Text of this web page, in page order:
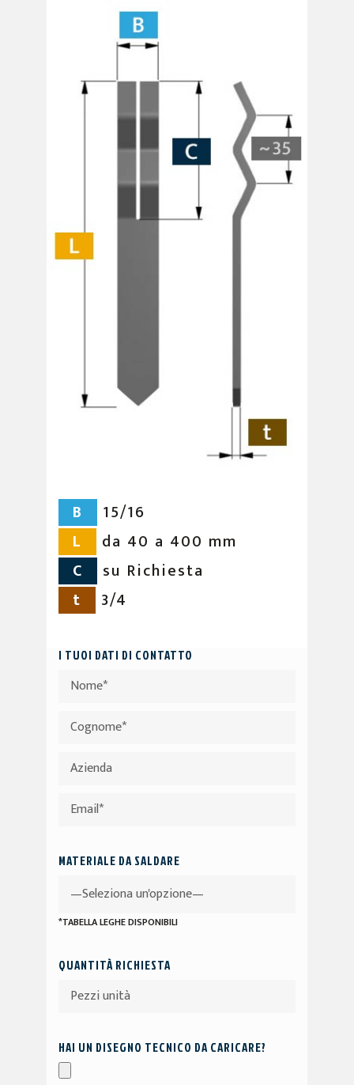
B
15/16
L
da 40 a 400 mm
C
su Richiesta
t
3/4
I TUOI DATI DI CONTATTO
MATERIALE DA SALDARE
*TABELLA LEGHE DISPONIBILI
QUANTITÀ RICHIESTA
HAI UN DISEGNO TECNICO DA CARICARE?